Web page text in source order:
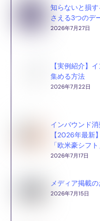
知らないと損
さえる3つのデ
2026年7月27日
【実例紹介】
集める方法
2026年7月22日
インバウンド
【2026年最新
「欧米豪シフ
2026年7月17日
メディア掲載
2026年7月15日